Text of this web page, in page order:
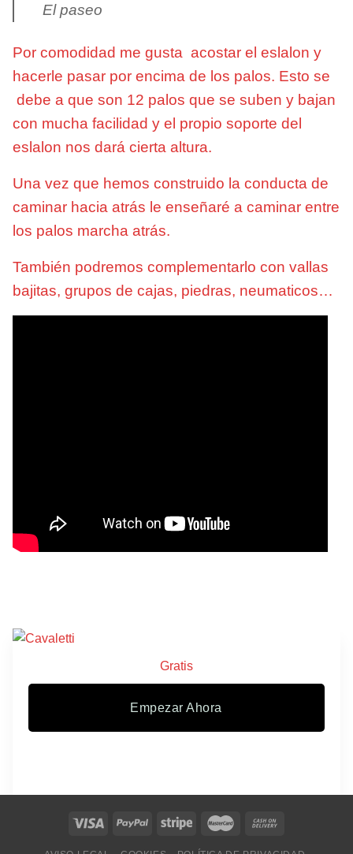
El paseo
Por comodidad me gusta acostar el eslalon y
hacerle pasar por encima de los palos. Esto se
debe a que son 12 palos que se suben y bajan
con mucha facilidad y el propio soporte del
eslalon nos dará cierta altura.
Una vez que hemos construido la conducta de
caminar hacia atrás le enseñaré a caminar entre
los palos marcha atrás.
También podremos complementarlo con vallas
bajitas, grupos de cajas, piedras, neumaticos…
Gratis
Empezar Ahora